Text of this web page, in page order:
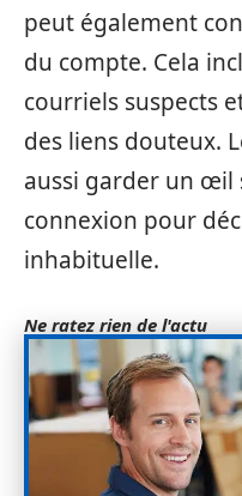
peut également
du compte. Cela
courriels suspects
des liens douteux.
aussi garder un œil
connexion pour
inhabituelle.
Ne ratez rien de l'actu